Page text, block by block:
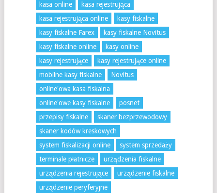
kasa online
kasa rejestrująca
kasa rejestrująca online
kasy fiskalne
kasy fiskalne Farex
kasy fiskalne Novitus
kasy fiskalne online
kasy online
kasy rejestrujące
kasy rejestrujące online
mobilne kasy fiskalne
Novitus
online'owa kasa fiskalna
online'owe kasy fiskalne
posnet
przepisy fiskalne
skaner bezprzewodowy
skaner kodów kreskowych
system fiskalizacji online
system sprzedaży
terminale płatnicze
urządzenia fiskalne
urządzenia rejestrujące
urządzenie fiskalne
urządzenie peryferyjne